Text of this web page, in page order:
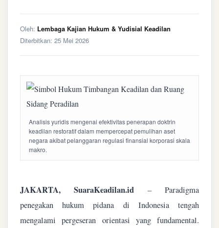
Oleh: Lembaga Kajian Hukum & Yudisial Keadilan
Diterbitkan: 25 Mei 2026
Analisis yuridis mengenai efektivitas penerapan doktrin
keadilan restoratif dalam mempercepat pemulihan aset
negara akibat pelanggaran regulasi finansial korporasi skala
makro.
JAKARTA, SuaraKeadilan.id – Paradigma
penegakan hukum pidana di Indonesia tengah
mengalami pergeseran orientasi yang fundamental.